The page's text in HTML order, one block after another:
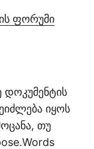
ფორუმი
დოკუმენტის
იყოს
თუ